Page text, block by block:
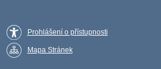
Prohlášení o přístupnosti
Mapa Stránek